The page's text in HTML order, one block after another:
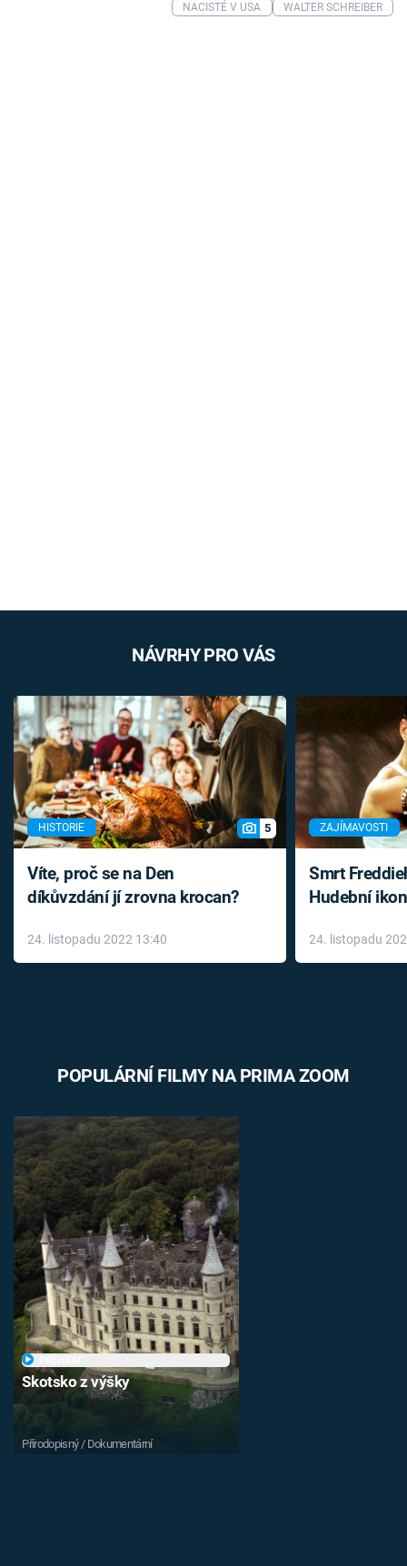
NACISTÉ V USA WALTER SCHREIBER
NÁVRHY PRO VÁS
HISTORIE 5
Víte, proč se na Den
díkůvzdání jí zrovna krocan?
24. listopadu 2022 13:40
ZAJÍMAVOSTI
Smrt
Hudební
léky
24. listopadu
POPULÁRNÍ FILMY NA PRIMA ZOOM
Skotsko z výšky
Přírodopisný / Dokumentární